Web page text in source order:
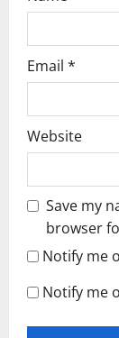
Email *
Website
Save my
browser
Notify me
Notify me